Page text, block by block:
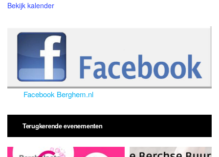
Bekijk kalender
Facebook Berghem.nl
Terugkerende evenementen